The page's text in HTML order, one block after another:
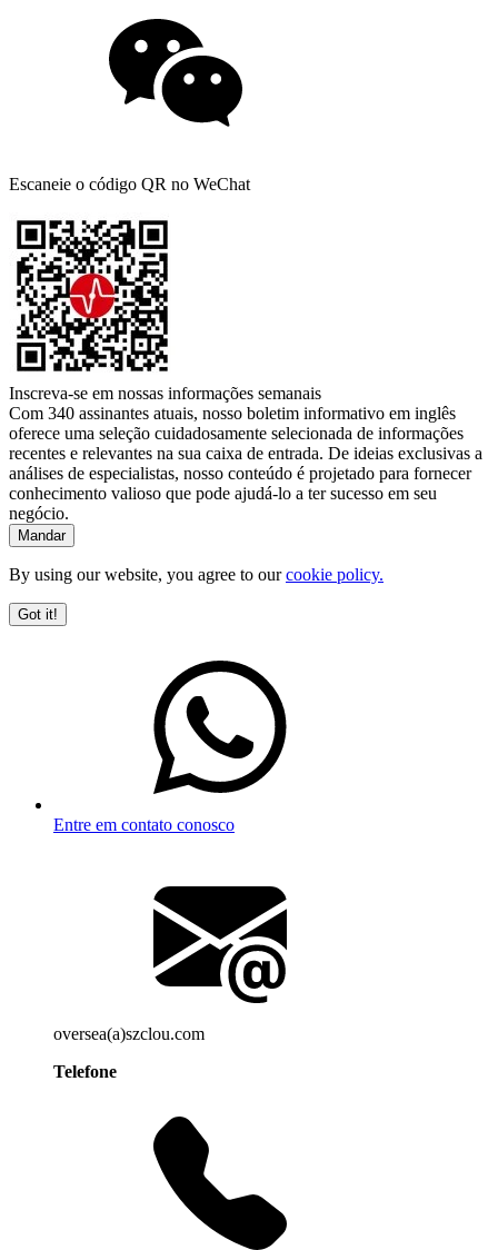
Escaneie o código QR no WeChat
Inscreva-se em nossas informações semanais
Com 340 assinantes atuais, nosso boletim informativo em inglês
oferece uma seleção cuidadosamente selecionada de informações
recentes e relevantes na sua caixa de entrada. De ideias exclusivas a
análises de especialistas, nosso conteúdo é projetado para fornecer
conhecimento valioso que pode ajudá-lo a ter sucesso em seu
negócio.
By using our website, you agree to ourcookie policy.
Got it!
Entre em contato conosco
oversea(a)szclou.com
Telefone